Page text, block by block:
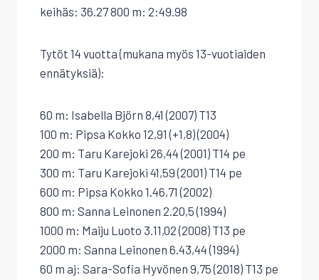
keihäs: 36.27 800 m: 2:49.98
Tytöt 14 vuotta (mukana myös 13-vuotiaiden
ennätyksiä):
60 m: Isabella Björn 8,41 (2007) T13
100 m: Pipsa Kokko 12,91 (+1,8) (2004)
200 m: Taru Karejoki 26,44 (2001) T14 pe
300 m: Taru Karejoki 41,59 (2001) T14 pe
600 m: Pipsa Kokko 1.46,71 (2002)
800 m: Sanna Leinonen 2.20,5 (1994)
1000 m: Maiju Luoto 3.11,02 (2008) T13 pe
2000 m: Sanna Leinonen 6.43,44 (1994)
60 m aj: Sara-Sofia Hyvönen 9,75 (2018) T13 pe